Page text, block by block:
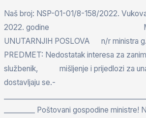
Naš broj: NSP-01-01/8-158/2022.
2022. godine
UNUTARNJIH POSLOVA n/r ministra
PREDMET: Nedostatak interesa za
službenik, mišljenje i prijedlozi za
dostavljaju se.-
_________ Poštovani gospodine ministre!